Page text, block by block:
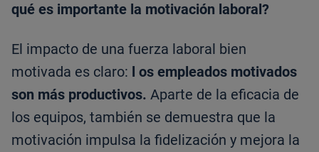
qué es importante la motivación laboral?
El impacto de una fuerza laboral bien
motivada es claro:
os empleados motivados
son más productivos. Aparte de la eficacia de
los equipos, también se demuestra que la
motivación impulsa la fidelización y mejora la